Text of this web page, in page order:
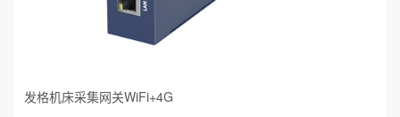
发格机床采集网关WiFi+4G